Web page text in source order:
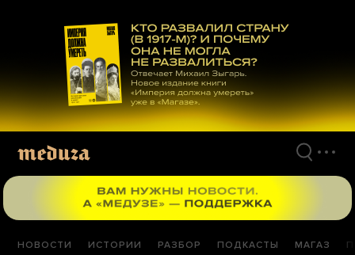
материалам
НОВОСТИ ИСТОРИИ РАЗБОР ПОДКАСТЫ МАГАЗ